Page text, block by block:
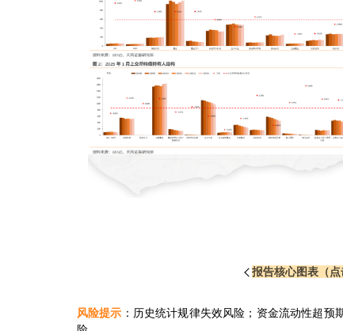
报告核心图表（点
风险提示 ： 历史统计规律失效风险；资金流动性超预